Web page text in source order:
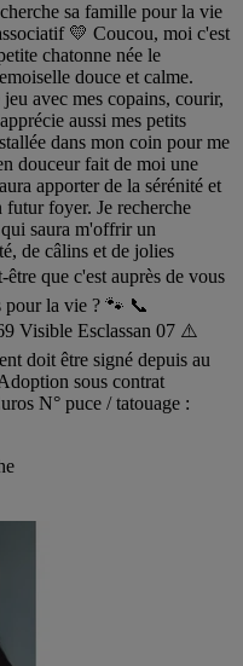
sa famille pour la vie
💛 Coucou, moi c'est
chatonne née le
douce et calme.
avec mes copains, courir,
aussi mes petits
dans mon coin pour me
douceur fait de moi une
apporter de la sérénité et
futur foyer. Je recherche
saura m'offrir un
de câlins et de jolies
que c'est auprès de vous
pour la vie ? 🐾 📞
Visible Esclassan 07 ⚠️
doit être signé depuis au
sous contrat
N° puce / tatouage :